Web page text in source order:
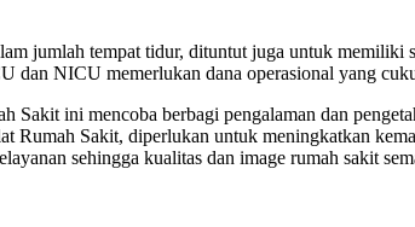
jumlah tempat tidur, dituntut juga untuk memiliki
dan NICU memerlukan dana operasional yang
ini mencoba berbagi pengalaman dan
Sakit, diperlukan untuk meningkatkan
sehingga kualitas dan image rumah sakit